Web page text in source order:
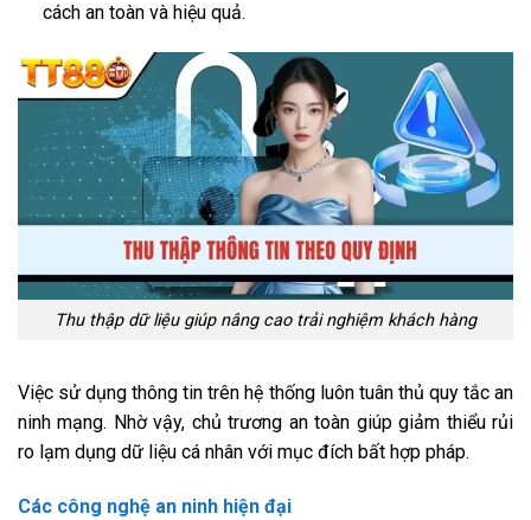
cách an toàn và hiệu quả.
Thu thập dữ liệu giúp nâng cao trải nghiệm khách hàng
Việc sử dụng thông tin trên hệ thống luôn tuân thủ quy tắc an
ninh mạng. Nhờ vậy, chủ trương an toàn giúp giảm thiểu rủi
ro lạm dụng dữ liệu cá nhân với mục đích bất hợp pháp.
Các công nghệ an ninh hiện đại